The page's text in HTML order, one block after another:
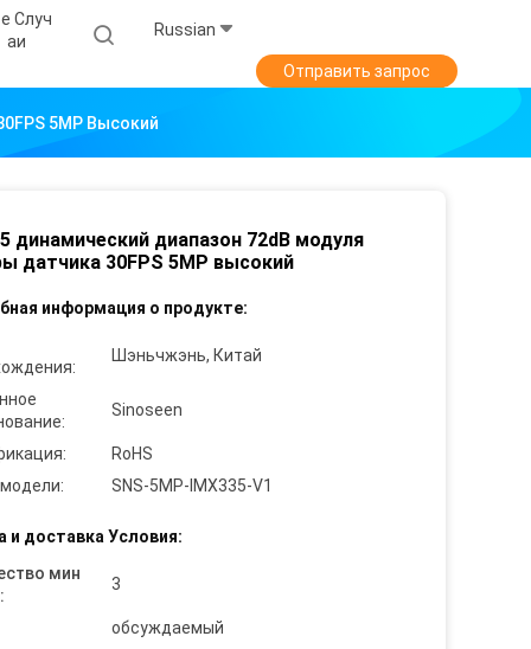
Случ
Аи
Russian
Отправить запрос
5MP Высокий
динамический диапазон 72dB модуля
датчика 30FPS 5MP высокий
информация о продукте:
Шэньчжэнь, Китай
Sinoseen
RoHS
SNS-5MP-IMX335-V1
и доставка Условия:
мин
3
обсуждаемый